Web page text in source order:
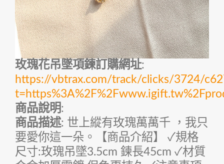
玫瑰花吊墜項鍊訂購網址:
https://vbtrax.com/track/clicks/3724/
商品說明:
商品描述: 世上縱有玫瑰萬萬千 ，我只
要愛你這一朵。【商品介紹】 ✓規格
尺寸:玫瑰吊墜3.5cm 鍊長45cm ✓材質